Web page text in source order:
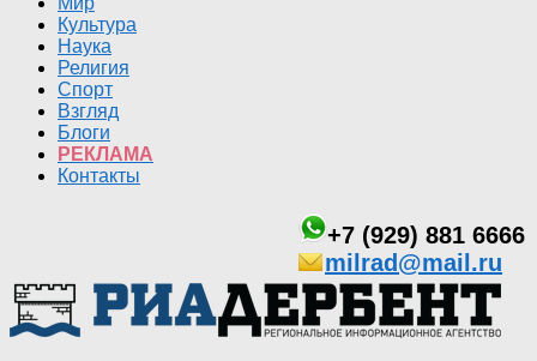
Культура
Наука
Религия
Спорт
Взгляд
Блоги
РЕКЛАМА
Контакты
+7 (929) 881 6666
milrad@mail.ru